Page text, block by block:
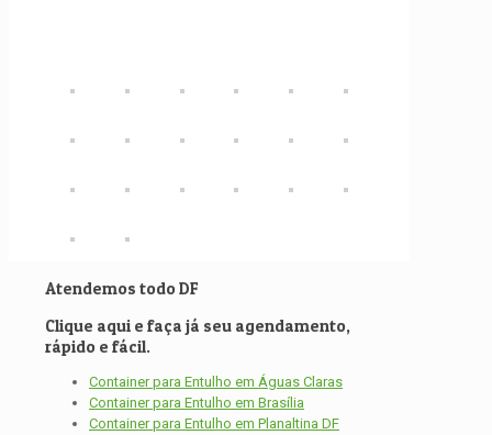
Atendemos todo DF
Clique aqui e faça já seu agendamento,
rápido e fácil.
Container para Entulho em Águas Claras
Container para Entulho em Brasília
Container para Entulho em Planaltina DF